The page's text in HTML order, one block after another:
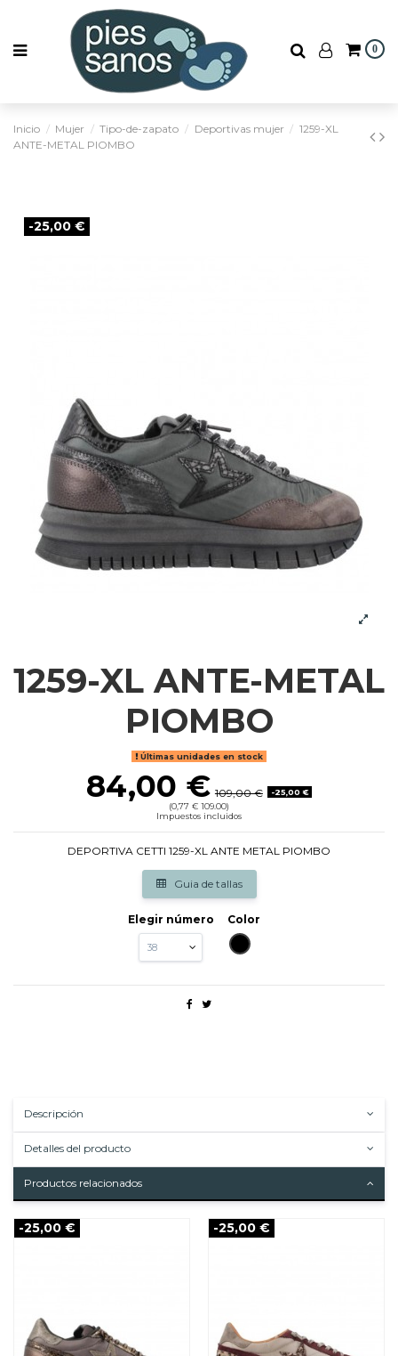
0
Inicio Mujer Tipo-de-zapato Deportivas mujer
1259-XL
ANTE-METAL PIOMBO
-25,00 €
1259-XL ANTE-METAL
PIOMBO
Últimas unidades en stock
84,00 € 109,00 €
-25,00 €
(0,77 € 109.00)
Impuestos incluidos
DEPORTIVA CETTI 1259-XL ANTE METAL PIOMBO
Guia de tallas
Elegir número
Color
NEGRO
Descripción
Detalles del producto
Productos relacionados
-25,00 € -25,00 €